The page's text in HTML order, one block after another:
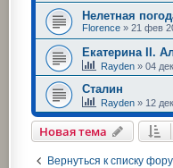
Нелетная
Florence » 21 фев
Екатерина II.
Rayden » 04
Сталин
Rayden » 12
Новая тема
Вернуться к списку